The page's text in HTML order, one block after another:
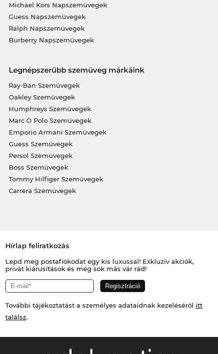
Michael Kors Napszemüvegek
Guess Napszemüvegek
Ralph Napszemüvegek
Burberry Napszemüvegek
Legnépszerűbb szemüveg márkáink
Ray-Ban Szemüvegek
Oakley Szemüvegek
Humphreys Szemüvegek
Marc O Polo Szemüvegek
Emporio Armani Szemüvegek
Guess Szemüvegek
Persol Szemüvegek
Boss Szemüvegek
Tommy Hilfiger Szemüvegek
Carrera Szemüvegek
Hírlap feliratkozás
Lepd meg postafiókodat egy kis luxussal! Exkluzív akciók,
privát kiárusítások és még sok más vár rád!
További tájékoztatást a személyes adataidnak kezeléséről itt
találsz.